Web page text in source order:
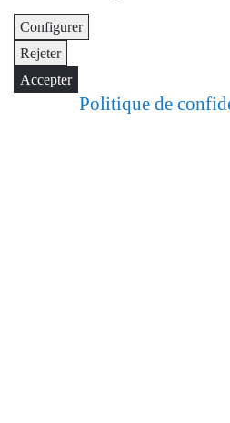
Configurer
Rejeter
Accepter
Politique de